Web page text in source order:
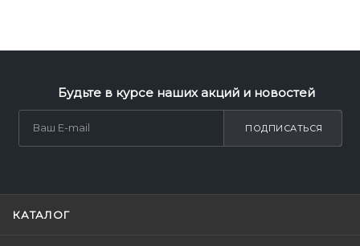
Будьте в курсе наших акций и новостей
ПОДПИСАТЬСЯ
КАТАЛОГ